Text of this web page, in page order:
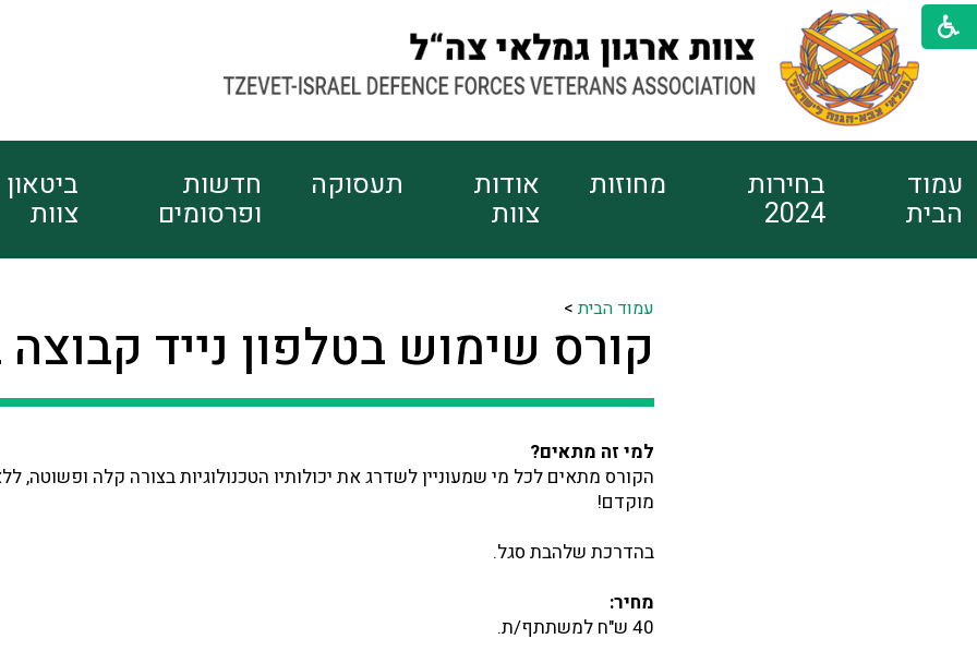
עמוד
הבית
בחירות
2024
מחוזות אודות
צוות
תעסוקה חדשות
ופרסומים
ביטאון
צוות
עמוד הבית>
קורס שימוש בטלפון נייד קבוצה 2
למי זה מתאים?
הקורס מתאים לכל מי שמעוניין לשדרג את יכולותיו הטכנולוגיות בצורה קלה ופשוטה,
מוקדם!
בהדרכת שלהבת סגל.
מחיר:
40 ש"ח למשתתף/ת.